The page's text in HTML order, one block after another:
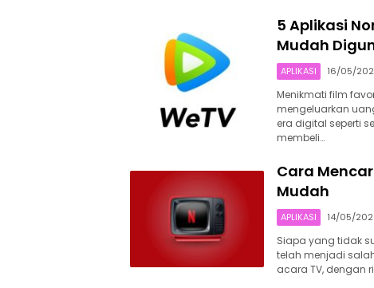
5 Aplikasi
Mudah
APLIKASI 16/05/
Menikmati film
mengeluarkan
era digital seperti
membeli…
Cara
Mudah
APLIKASI 14/05/
Siapa yang tidak
telah menjadi
acara TV, dengan